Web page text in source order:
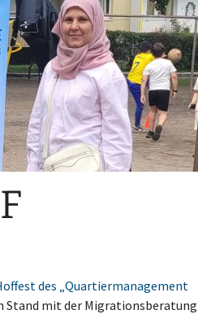
des „Quartiermanagement
Stand mit der Migrationsberatung